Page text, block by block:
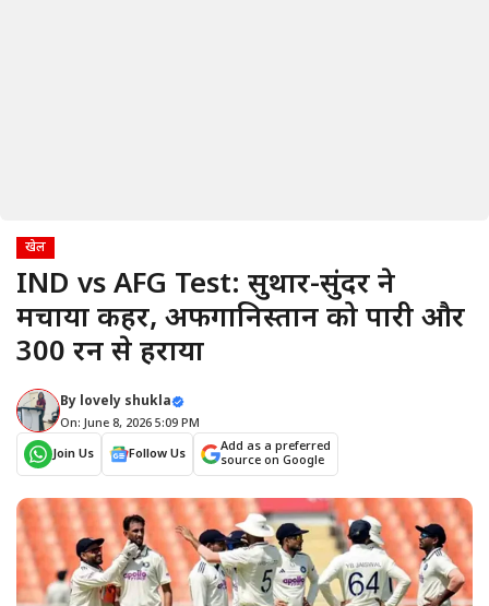
खेल
IND vs AFG Test: सुथार-सुंदर ने
मचाया कहर, अफगानिस्तान को पारी और
300 रन से हराया
By lovely shukla
On: June 8, 2026 5:09 PM
Join Us
Follow Us
Add as a preferred
source on Google